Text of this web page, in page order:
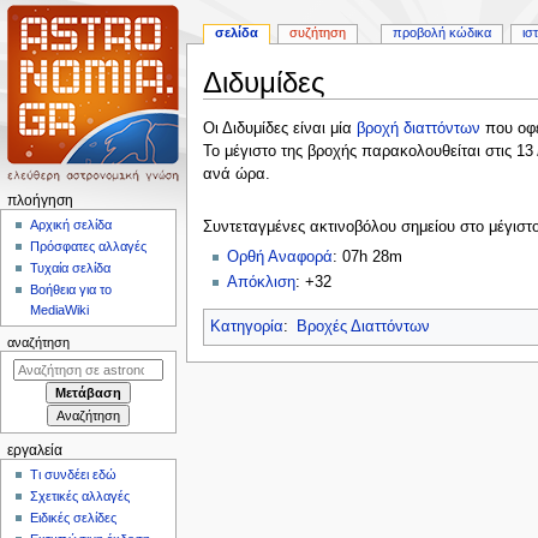
Διδυμίδες
Πήδηση
στην
πλοήγηση
Πήδηση
στην
αναζήτηση
Οι Διδυμίδες είναι μία βροχή διαττόντων που
Το μέγιστο της βροχής παρακολουθείται στις
ανά ώρα.
Συντεταγμένες ακτινοβόλου σημείου στο
Ορθή Αναφορά: 07h 28m
Απόκλιση: +32
Κατηγορία: Βροχές Διαττόντων
Μ
π
γ
η
σελίδα συζήτηση προβολή κώδικα
πλοήγηση
Αρχική σελίδα
Πρόσφατες αλλαγές
Τυχαία σελίδα
Βοήθεια για το
MediaWiki
αναζήτηση
εργαλεία
Τι συνδέει εδώ
Σχετικές αλλαγές
Ειδικές σελίδες